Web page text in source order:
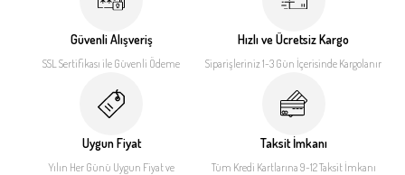
Güvenli Alışveriş
SSL Sertifikası ile Güvenli Ödeme
Hızlı ve Ücretsiz Kargo
Siparişleriniz 1-3 Gün İçerisinde Kargolanır
Uygun Fiyat
Yılın Her Günü Uygun Fiyatve
Taksit İmkanı
Tüm Kredi Kartlarına 9-12Taksit İmkanı